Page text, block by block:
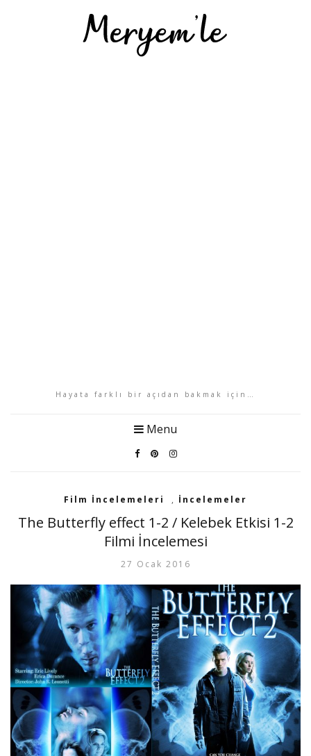
Hayata farklı bir açıdan bakmak için…
Menu
Film İncelemeleri , İncelemeler
The Butterfly effect 1-2 / Kelebek Etkisi 1-2
Filmi İncelemesi
27 Ocak 2016